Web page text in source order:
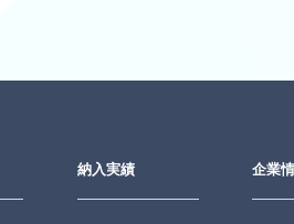
納入実績 企業